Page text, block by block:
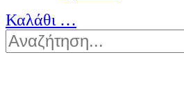
Καλάθι …